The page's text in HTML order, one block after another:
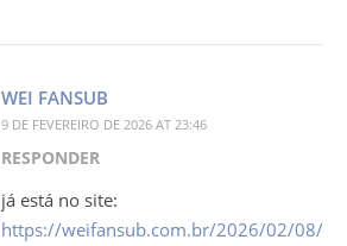
WEI FANSUB
9 DE FEVEREIRO DE 2026 AT 23:46
RESPONDER
já está no site:
https://weifansub.com.br/2026/02/08/